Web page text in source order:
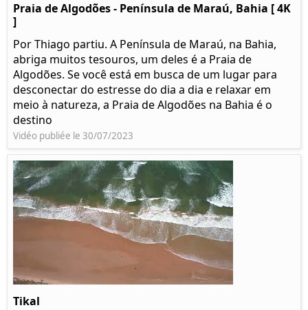
Praia de Algodões - Península de Maraú, Bahia [ 4K
]
Por Thiago partiu. A Península de Maraú, na Bahia,
abriga muitos tesouros, um deles é a Praia de
Algodões. Se você está em busca de um lugar para
desconectar do estresse do dia a dia e relaxar em
meio à natureza, a Praia de Algodões na Bahia é o
destino
Vidéo publiée le 30/07/2023
Tikal